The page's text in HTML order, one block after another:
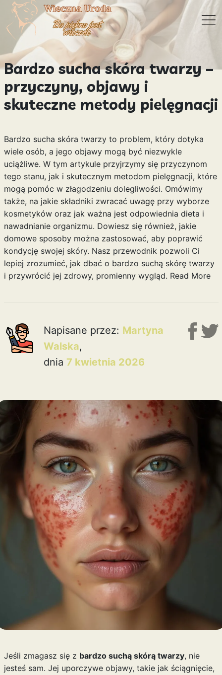
Bardzo sucha skóra twarzy –
przyczyny, objawy i
skuteczne metody pielęgnacji
Bardzo sucha skóra twarzy to problem, który dotyka
wiele osób, a jego objawy mogą być niezwykle
uciążliwe. W tym artykule przyjrzymy się przyczynom
tego stanu, jak i skutecznym metodom pielęgnacji, które
mogą pomóc w złagodzeniu dolegliwości. Omówimy
także, na jakie składniki zwracać uwagę przy wyborze
kosmetyków oraz jak ważna jest odpowiednia dieta i
nawadnianie organizmu. Dowiesz się również, jakie
domowe sposoby można zastosować, aby poprawić
kondycję swojej skóry. Nasz przewodnik pozwoli Ci
lepiej zrozumieć, jak dbać o bardzo suchą skórę twarzy
i przywrócić jej zdrowy, promienny wygląd. Read More
Napisane przez: Martyna
Walska,
dnia 7 kwietnia 2026
Jeśli zmagasz się z bardzo suchą skórą twarzy, nie
jesteś sam. Jej uporczywe objawy, takie jak ściągnięcie,